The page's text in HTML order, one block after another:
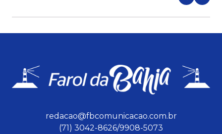
redacao@fbcomunicacao.com.br
(71) 3042-8626/9908-5073